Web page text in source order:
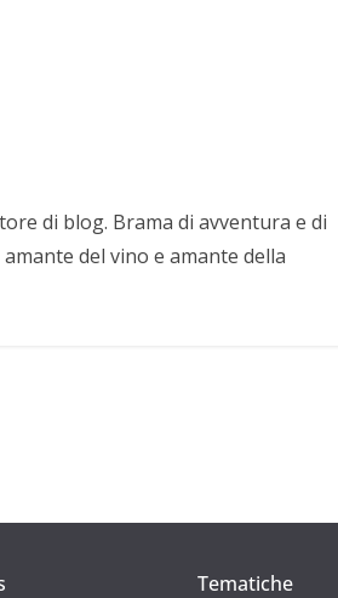
di blog. Brama di avventura e di
del vino e amante della
Tematiche